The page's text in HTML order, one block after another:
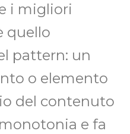
i migliori
quello
pattern: un
o elemento
del contenuto
e fa